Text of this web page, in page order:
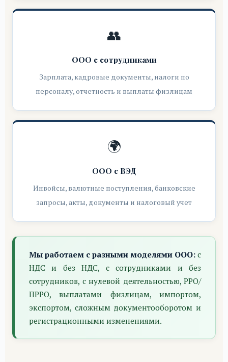
👥
ООО с сотрудниками
Зарплата, кадровые документы, налоги по
персоналу, отчетность и выплаты физлицам
🌍
ООО с ВЭД
Инвойсы, валютные поступления, банковские
запросы, акты, документы и налоговый учет
Мы работаем с разными моделями ООО: с
НДС и без НДС, с сотрудниками и без
сотрудников, с нулевой деятельностью, РРО/
ПРРО, выплатами физлицам, импортом,
экспортом, сложным документооборотом и
регистрационными изменениями.